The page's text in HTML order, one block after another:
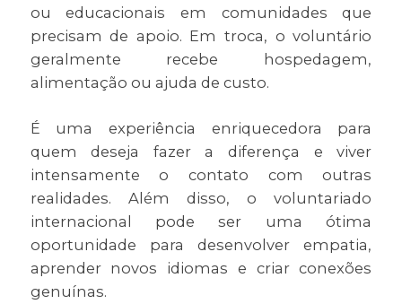
ou educacionais em comunidades que
precisam de apoio. Em troca, o voluntário
geralmente recebe hospedagem,
alimentação ou ajuda de custo.
É uma experiência enriquecedora para
quem deseja fazer a diferença e viver
intensamente o contato com outras
realidades. Além disso, o voluntariado
internacional pode ser uma ótima
oportunidade para desenvolver empatia,
aprender novos idiomas e criar conexões
genuínas.